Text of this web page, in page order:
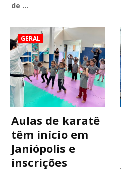
de …
GERAL
Aulas de karatê
têm início em
Janiópolis e
inscrições